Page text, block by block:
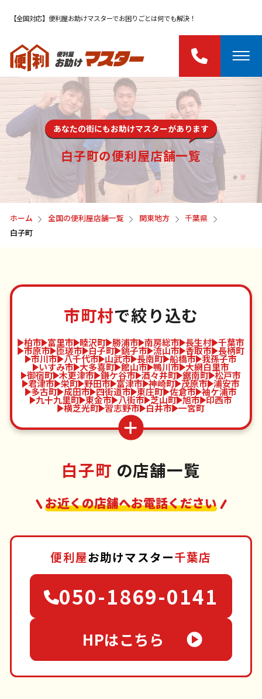
【全国対応】便利屋お助けマスターでお困りごとは何でも解決！
あなたの街にもお助けマスターがあります
白子町の便利屋店舗一覧
ホーム 全国の便利屋店舗一覧 関東地方
千葉県
白子町
市町村で絞り込む
柏市 富里市 睦沢町 勝浦市 南房総市 長生村 千葉市
市原市 匝瑳市 白子町 銚子市 流山市 香取市 長柄町
市川市 八千代市 山武市 長南町 船橋市 我孫子市
いすみ市 大多喜町 館山市 鴨川市 大網白里市
御宿町 木更津市 鎌ケ谷市 酒々井町 鋸南町 松戸市
君津市 栄町 野田市 富津市 神崎町 茂原市 浦安市
多古町 成田市 四街道市 東庄町 佐倉市 袖ケ浦市
九十九里町 東金市 八街市 芝山町 旭市 印西市
横芝光町 習志野市 白井市 一宮町
白子町 の店舗一覧
お近くの店舗へお電話ください
便利屋お助けマスター千葉店
050-1869-0141
HPはこちら